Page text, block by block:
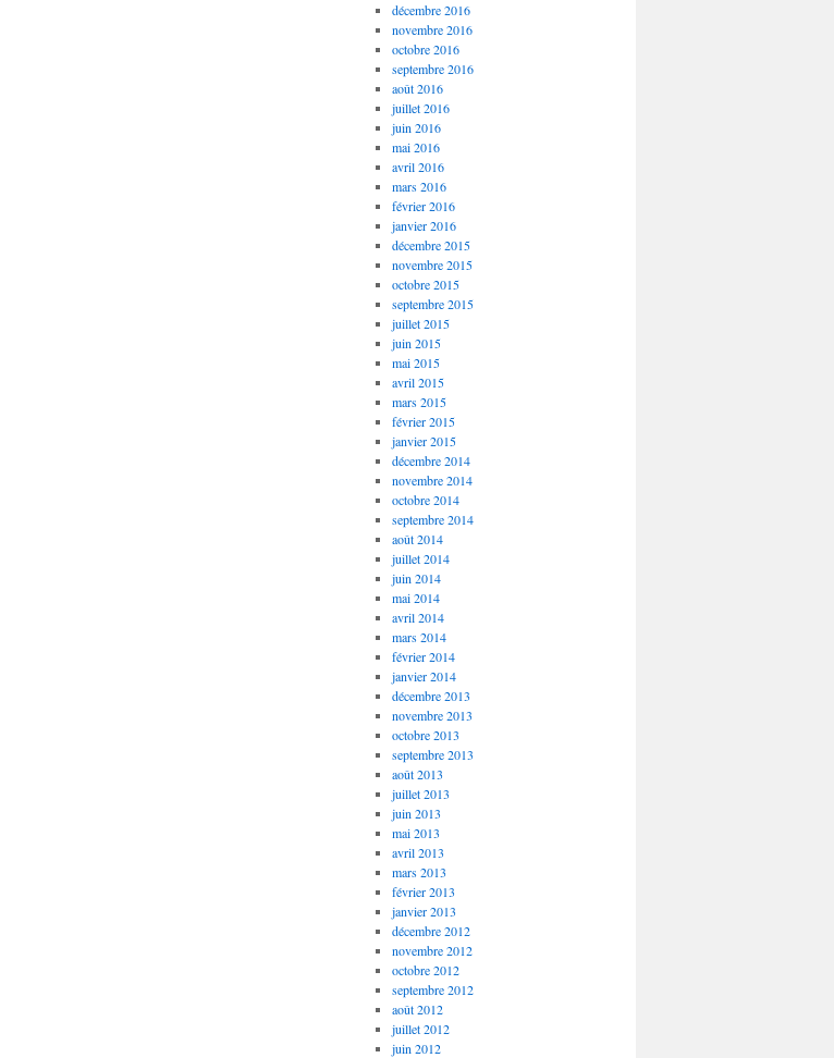
décembre 2016
novembre 2016
octobre 2016
septembre 2016
août 2016
juillet 2016
juin 2016
mai 2016
avril 2016
mars 2016
février 2016
janvier 2016
décembre 2015
novembre 2015
octobre 2015
septembre 2015
juillet 2015
juin 2015
mai 2015
avril 2015
mars 2015
février 2015
janvier 2015
décembre 2014
novembre 2014
octobre 2014
septembre 2014
août 2014
juillet 2014
juin 2014
mai 2014
avril 2014
mars 2014
février 2014
janvier 2014
décembre 2013
novembre 2013
octobre 2013
septembre 2013
août 2013
juillet 2013
juin 2013
mai 2013
avril 2013
mars 2013
février 2013
janvier 2013
décembre 2012
novembre 2012
octobre 2012
septembre 2012
août 2012
juillet 2012
juin 2012